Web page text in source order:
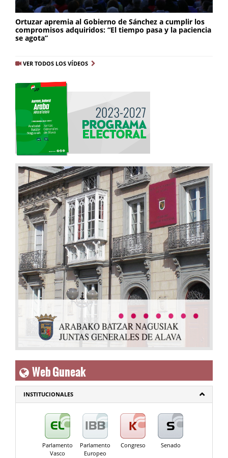
Ortuzar apremia al Gobierno de Sánchez a cumplir los
compromisos adquiridos: “El tiempo pasa y la paciencia
se agota”
VER TODOS LOS VÍDEOS
Web Guneak
INSTITUCIONALES
Parlamento
Vasco
Parlamento
Europeo
Congreso Senado